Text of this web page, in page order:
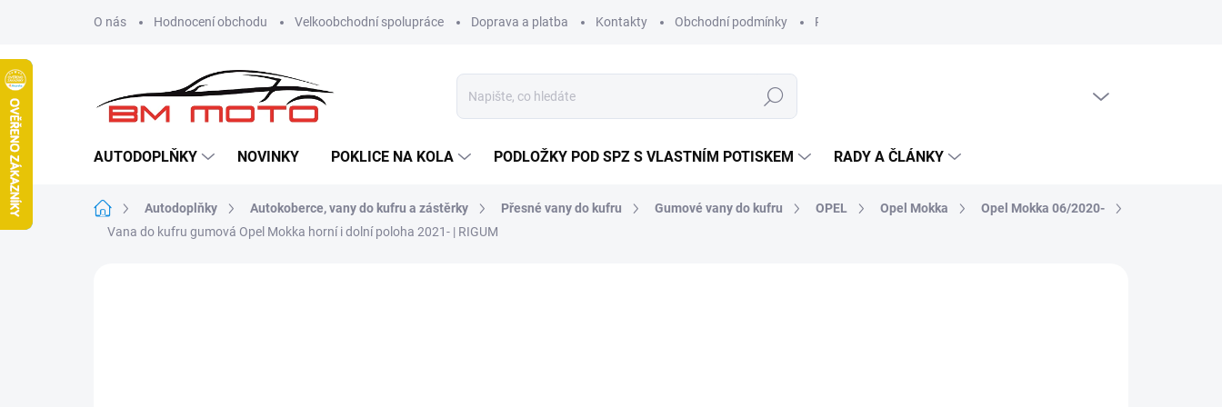
O nás Hodnocení obchodu Velkoobchodní spolupráce Doprava a platba Kontakty Obchodní podmínky Reklamační řád
Hledat
AUTODOPLŇKY NOVINKY POKLICE NA KOLA PODLOŽKY POD SPZ S VLASTNÍM POTISKEM RADY A ČLÁNKY
Domů Autodoplňky Autokoberce, vany do kufru a zástěrky Přesné vany do kufru Gumové vany do kufru OPEL Opel Mokka
Opel Mokka 06/2020-
Vana do kufru gumová Opel Mokka horní i dolní poloha 2021- | RIGUM